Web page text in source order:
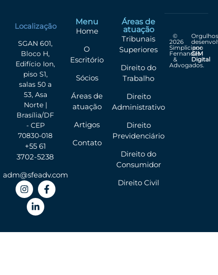
Localização
SGAN 601,
Bloco H,
Edifício Ion,
piso S1,
salas 50 a
53, Asa
Norte |
Brasília/DF
- CEP
70830-018
+55 61
3702-5238
adm@sfeadv.com
Menu
Home
O
Escritório
Sócios
Áreas de
atuação
Artigos
Contato
Áreas de
atuação
Tribunais
Superiores
Direito do
Trabalho
Direito
Administrativo
Direito
Previdenciário
Direito do
Consumidor
Direito Civil
©
2026
Simpliciano
Fernandes
&
Advogados.
por
GIM
Digital